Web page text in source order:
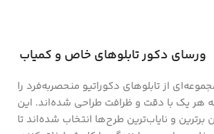
ورسای دکور تابلوهای خاص و کمیاب
از تابلوهای دکوراتیو منحصر‌به‌فرد را
هر یک با دقت و ظرافت طراحی شده‌اند. این
برترین و نایاب‌ترین طرح‌ها انتخاب شده‌اند تا